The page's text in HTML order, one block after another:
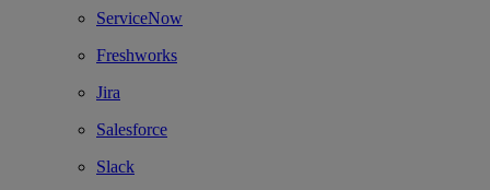
ServiceNow
Freshworks
Jira
Salesforce
Slack